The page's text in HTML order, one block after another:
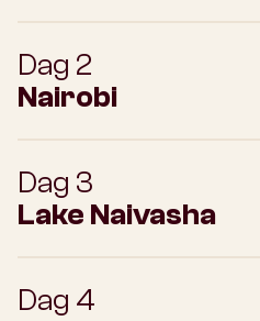
Dag 2
Nairobi
Dag 3
Lake Naivasha
Dag 4